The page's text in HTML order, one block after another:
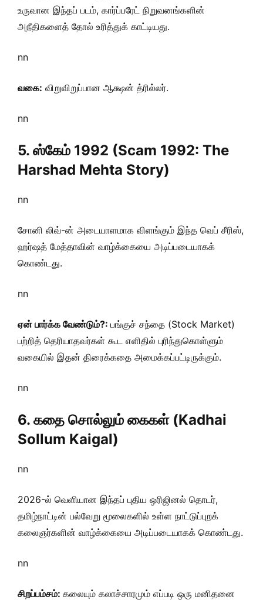
உருவான இந்தப் படம், கார்ப்பரேட் நிறுவனங்களின்
அநீதிகளைத் தோல் உரித்துக் காட்டியது.
nn
வகை: விறுவிறுப்பான ஆக்ஷன் த்ரில்லர்.
nn
5. ஸ்கேம் 1992 (Scam 1992: The
Harshad Mehta Story)
nn
சோனி லிவ்-ன் அடையாளமாக விளங்கும் இந்த வெப் சீரிஸ்,
ஹர்ஷத் மேத்தாவின் வாழ்க்கையை அடிப்படையாகக்
கொண்டது.
nn
ஏன் பார்க்க வேண்டும்?: பங்குச் சந்தை (Stock Market)
பற்றித் தெரியாதவர்கள் கூட எளிதில் புரிந்துகொள்ளும்
வகையில் இதன் திரைக்கதை அமைக்கப்பட்டிருக்கும்.
nn
6. கதை சொல்லும் கைகள் (Kadhai
Sollum Kaigal)
nn
2026-ல் வெளியான இந்தப் புதிய ஒரிஜினல் தொடர்,
தமிழ்நாட்டின் பல்வேறு மூலைகளில் உள்ள நாட்டுப்புறக்
கலைஞர்களின் வாழ்க்கையை அடிப்படையாகக் கொண்டது.
nn
சிறப்பம்சம்: கலையும் கலாச்சாரமும் எப்படி ஒரு மனிதனை